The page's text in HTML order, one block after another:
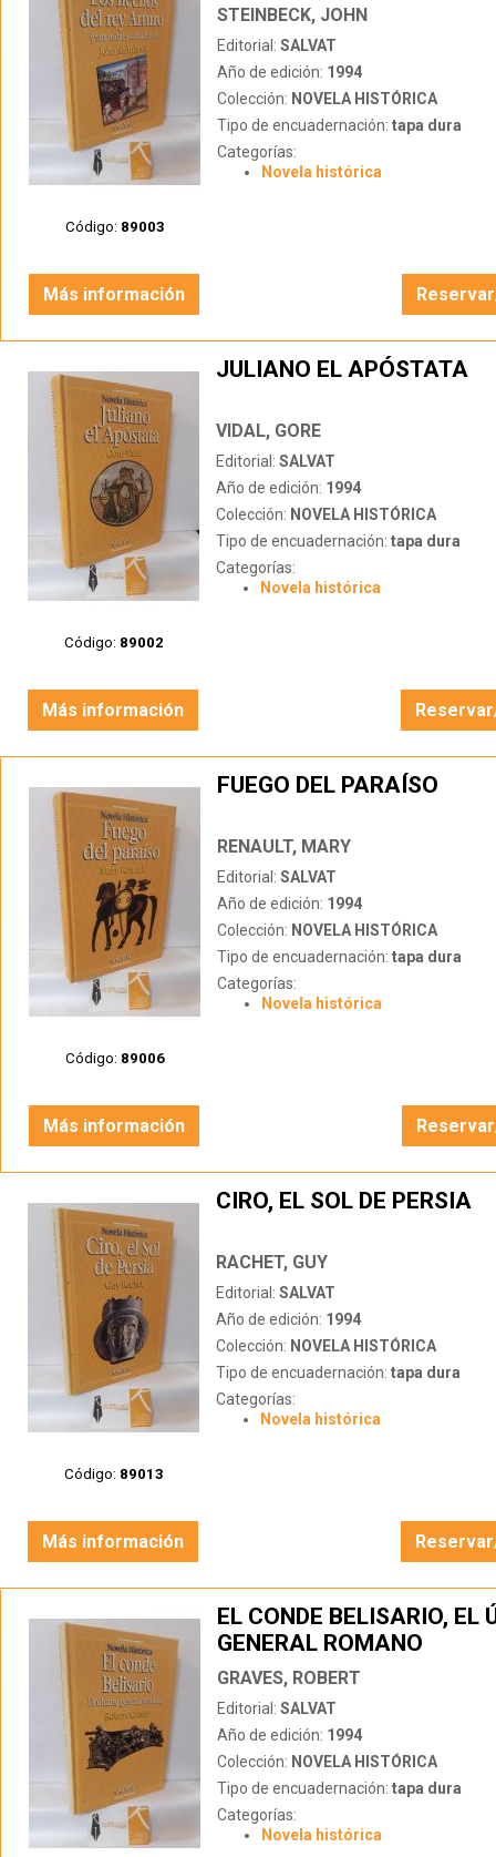
Código: 89003
STEINBECK, JOHN
Editorial: SALVAT
Año de edición: 1994
Colección: NOVELA HISTÓRICA
Tipo de encuadernación: tapa dura
Categorías:
Novela histórica
Más información
Código: 89002
JULIANO EL APÓSTATA
VIDAL, GORE
Editorial: SALVAT
Año de edición: 1994
Colección: NOVELA HISTÓRICA
Tipo de encuadernación: tapa dura
Categorías:
Novela histórica
Más información
Código: 89006
FUEGO DEL PARAÍSO
RENAULT, MARY
Editorial: SALVAT
Año de edición: 1994
Colección: NOVELA HISTÓRICA
Tipo de encuadernación: tapa dura
Categorías:
Novela histórica
Más información
Código: 89013
CIRO, EL SOL DE PERSIA
RACHET, GUY
Editorial: SALVAT
Año de edición: 1994
Colección: NOVELA HISTÓRICA
Tipo de encuadernación: tapa dura
Categorías:
Novela histórica
Más información
EL CONDE BELISARIO, EL
GENERAL ROMANO
GRAVES, ROBERT
Editorial: SALVAT
Año de edición: 1994
Colección: NOVELA HISTÓRICA
Tipo de encuadernación: tapa dura
Categorías:
Novela histórica